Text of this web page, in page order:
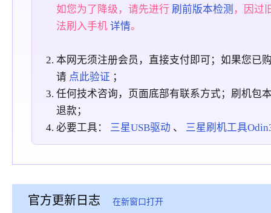
如您为了降级，请先进行 刷前版本检测 ，因过
法刷入手机详情。
本网无须注册会员，直接支付即可；如果您已
请 点此验证 ；
任何技术咨询，页面底部有联系方式；刷机包
退款；
必要工具： 三星USB驱动 、 三星刷机工具
官方更新日志 在新窗口打开